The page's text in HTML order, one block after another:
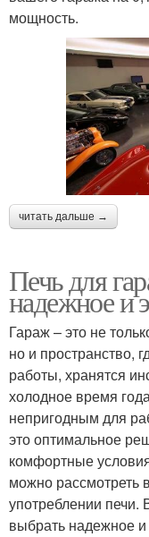
мощность.
читать дальше →
Печь для
надежное и
Гараж – это не
но и пространство,
работы, хранятся
холодное время
непригодным для
это оптимальное
комфортные
можно рассмотреть
употреблении печи.
выбрать надежное